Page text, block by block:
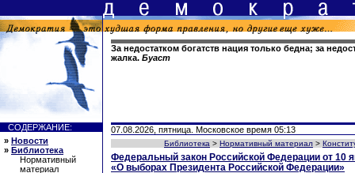
За недостатком богатств нация только бедна; за
жалка. Буаст
СОДЕРЖАНИЕ:
» Новости
» Библиотека
Нормативный
материал
07.08.2026, пятница. Московское время 05:13
Библиотека > Нормативный материал >
Федеральный закон Российской Федерации от 10
«О выборах Президента Российской Федерации»